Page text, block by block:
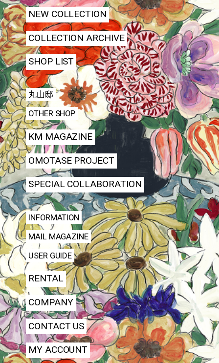
NEW COLLECTION
COLLECTION ARCHIVE
SHOP LIST
丸山邸
OTHER SHOP
KM MAGAZINE
OMOTASE PROJECT
SPECIAL COLLABORATION
INFORMATION
MAIL MAGAZINE
USER GUIDE
RENTAL
COMPANY
CONTACT US
MY ACCOUNT